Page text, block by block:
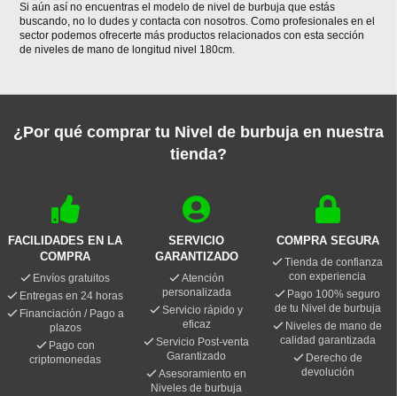
Si aún así no encuentras el modelo de nivel de burbuja que estás
buscando, no lo dudes y contacta con nosotros. Como profesionales en el
sector podemos ofrecerte más productos relacionados con esta sección
de niveles de mano de longitud nivel 180cm.
¿Por qué comprar tu Nivel de burbuja en nuestra
tienda?
FACILIDADES EN LA
COMPRA
Envíos gratuitos
Entregas en 24 horas
Financiación / Pago a
plazos
Pago con
criptomonedas
SERVICIO
GARANTIZADO
Atención
personalizada
Servicio rápido y
eficaz
Servicio Post-venta
Garantizado
Asesoramiento en
Niveles de burbuja
COMPRA SEGURA
Tienda de confianza
con experiencia
Pago 100% seguro
de tu Nivel de burbuja
Niveles de mano de
calidad garantizada
Derecho de
devolución